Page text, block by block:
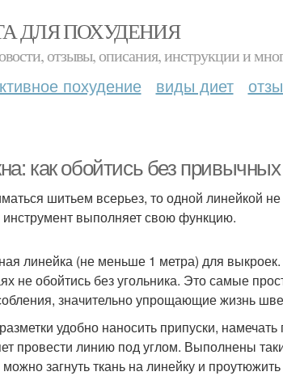
ДЛЯ ПОХУДЕНИЯ
отзывы, описания, инструкции и
похудение виды диет
как обойтись без
шитьем всерьез, то одной линейкой
выполняет свою функцию.
линейка (не меньше 1 метра) для
не обойтись без угольника. Это самые
значительно упрощающие жизнь
удобно наносить припуски, намечать
провести линию под углом. Выполнены
загнуть ткань на линейку и